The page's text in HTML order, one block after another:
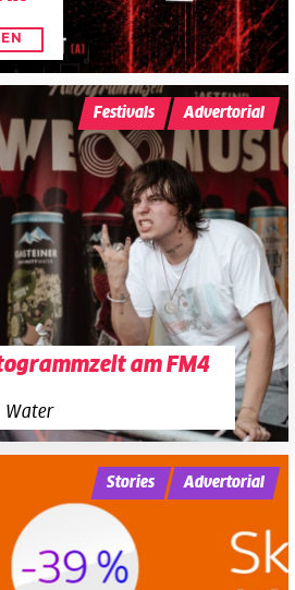
am FM4
Water
Festivals Advertorial
Stories Advertorial